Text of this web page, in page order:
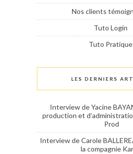
Nos clients
Tuto Login
Tuto Pratique
LES DERNIERS
Interview de Yacine
production et
Prod
Interview de Carole
la compagnie